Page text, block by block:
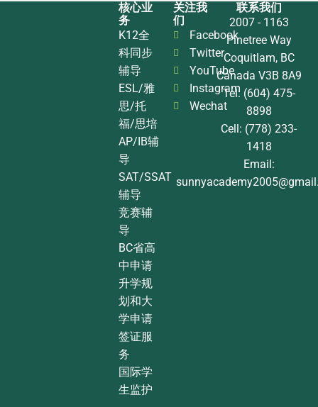
核心业
务
K12全
科同步
辅导
ESL/雅
思/托
福/思培
AP/IB辅
导
SAT/SSAT
辅导
竞赛辅
导
BC省高
中申请
升学规
划和大
学申请
签证服
务
国际学
生监护
关注我
们
Facebook
Twitter
YouTube
Instagram
Wechat
联系我们
2007 - 1163
Pinetree Way
Coquitlam, BC
Canada V3B 8A9
Tel: (604) 475-
8898
Cell: (778) 233-
1418
Email: